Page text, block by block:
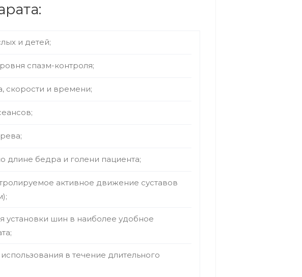
и детей;
спазм-контроля;
скорости и времени;
длине бедра и голени пациента;
активное движение суставов
установки шин в наиболее удобное
в течение длительного